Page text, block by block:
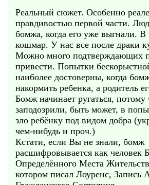
Реальный сюжет. Особенно
правдивостью первой части.
бомжа, когда его уже выгнали. В
кошмар. У нас все после драки
Можно много подтверждающих
привести. Попытки
наиболее достоверны, когда
накормить ребенка, а родитель
Бомж начинает ругаться, потому
заподозрили, быть может, в
зло ребёнку под видом добра
чем-нибудь и проч.)
Кстати, если Вы не знали, бомж
расшифровывается как человек
Определённого Места
котором писал Лоуренс, Запись